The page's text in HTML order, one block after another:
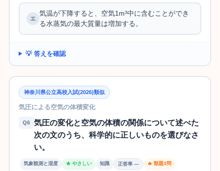
気温が下降すると、空気1m³中に含むことができ
る水蒸気の最大質量は増加する。
💡 答えを確認
神奈川県公立高校入試(2026)類似
気圧による空気の体積変化
Q6
気圧の変化と空気の体積の関係について述べた
次の文のうち、科学的に正しいものを選びなさ
い。
気象観測と湿度 ★ やさしい 知識 正答率 — 🔥 類題3問